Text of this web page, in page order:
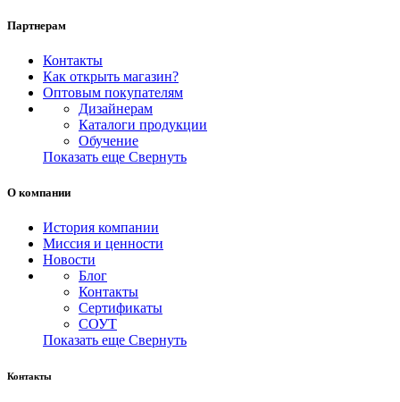
Партнерам
Контакты
Как открыть магазин?
Оптовым покупателям
Дизайнерам
Каталоги продукции
Обучение
Показать еще Свернуть
О компании
История компании
Миссия и ценности
Новости
Блог
Контакты
Сертификаты
СОУТ
Показать еще Свернуть
Контакты